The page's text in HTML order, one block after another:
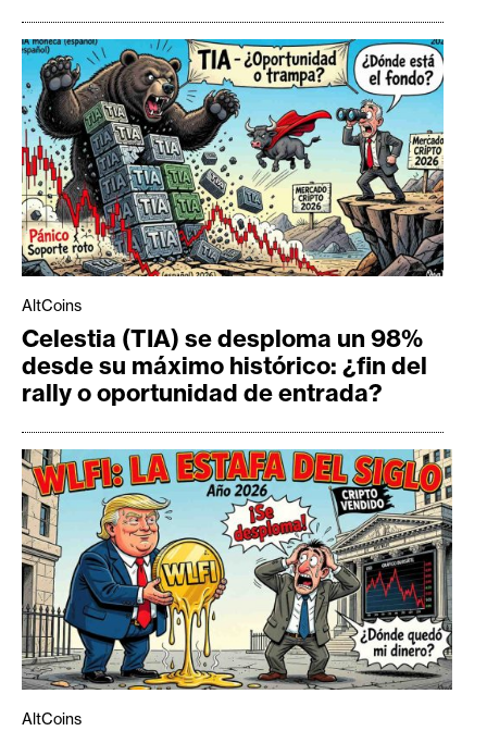
AltCoins
Celestia (TIA) se desploma un 98%
desde su máximo histórico: ¿fin del
rally o oportunidad de entrada?
AltCoins